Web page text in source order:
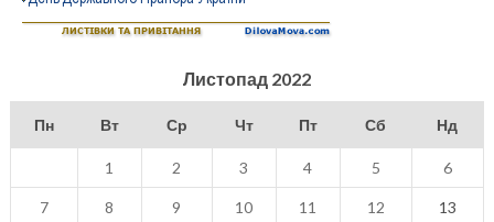
Листопад 2022
Пн Вт Ср Чт Пт Сб Нд
1 2 3 4 5 6
7 8 9 10 11 12 13